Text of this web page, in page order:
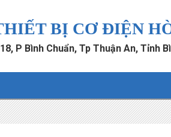
BỊ CƠ ĐIỆN
P Bình Chuẩn, Tp Thuận An, Tỉnh